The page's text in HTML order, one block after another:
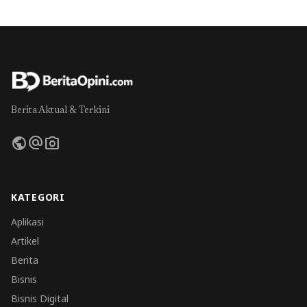
Berita Aktual & Terkini
publicalternate_emailphoto_camera
KATEGORI
Aplikasi
Artikel
Berita
Bisnis
Bisnis Digital